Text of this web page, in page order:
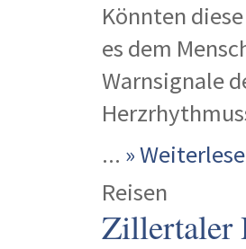
Könnten
es dem
Warnsignale
... »
Reisen
Zillertaler